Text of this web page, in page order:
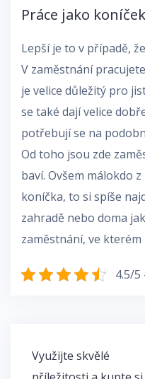
Práce jako koníček
Lepší je to v případě,
V zaměstnání
je velice důležitý pro
se také dají velice
potřebují se na
Od toho jsou zde
baví. Ovšem málokdo
koníčka, to si spíše
zahradě nebo doma
zaměstnání, ve
4.5/5
Navigace
pro
Využijte skvělé